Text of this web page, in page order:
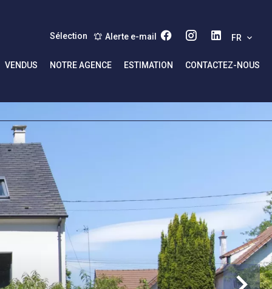
Sélection Alerte e-mail FR
VENDUS NOTRE AGENCE ESTIMATION CONTACTEZ-NOUS